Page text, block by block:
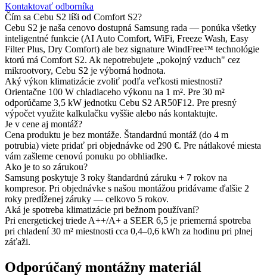
Kontaktovať odborníka
Čím sa Cebu S2 líši od Comfort S2?
Cebu S2 je naša cenovo dostupná Samsung rada — ponúka všetky
inteligentné funkcie (AI Auto Comfort, WiFi, Freeze Wash, Easy
Filter Plus, Dry Comfort) ale bez signature WindFree™ technológie
ktorú má Comfort S2. Ak nepotrebujete „pokojný vzduch" cez
mikrootvory, Cebu S2 je výborná hodnota.
Aký výkon klimatizácie zvoliť podľa veľkosti miestnosti?
Orientačne 100 W chladiaceho výkonu na 1 m². Pre 30 m²
odporúčame 3,5 kW jednotku Cebu S2 AR50F12. Pre presný
výpočet využite kalkulačku vyššie alebo nás kontaktujte.
Je v cene aj montáž?
Cena produktu je bez montáže. Štandardnú montáž (do 4 m
potrubia) viete pridať pri objednávke od 290 €. Pre nátlakové miesta
vám zašleme cenovú ponuku po obhliadke.
Ako je to so zárukou?
Samsung poskytuje 3 roky štandardnú záruku + 7 rokov na
kompresor. Pri objednávke s našou montážou pridávame ďalšie 2
roky predĺženej záruky — celkovo 5 rokov.
Aká je spotreba klimatizácie pri bežnom používaní?
Pri energetickej triede A++/A+ a SEER 6,5 je priemerná spotreba
pri chladení 30 m² miestnosti cca 0,4–0,6 kWh za hodinu pri plnej
záťaži.
Odporúčaný montážny materiál